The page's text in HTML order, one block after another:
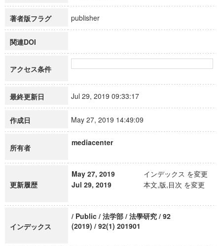
著者版フラグ publisher
関連DOI
アクセス条件
最終更新日 Jul 29, 2019 09:33:17
作成日 May 27, 2019 14:49:09
所有者
mediacenter
更新履歴
May 27, 2019
インデックス を変更
Jul 29, 2019
本文,版,目次 を変更
インデックス
/ Public / 法学部 / 法學研究 / 92
(2019) / 92(1) 201901